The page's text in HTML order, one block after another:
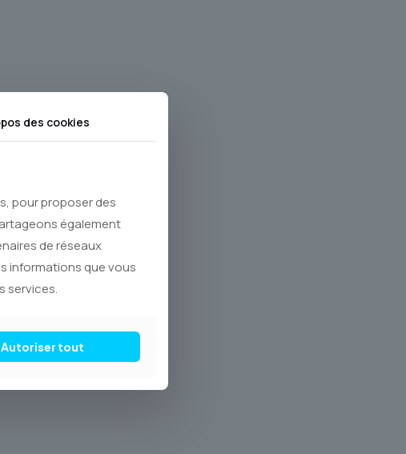
des cookies
pour proposer des
également
de réseaux
informations que vous
services.
Autoriser tout